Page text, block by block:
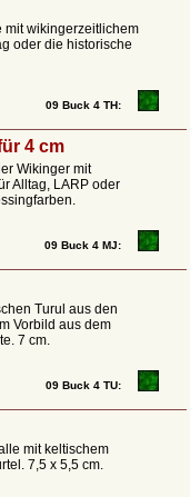
mit wikingerzeitlichem
oder die historische
09 Buck 4 TH:
4 cm
Wikinger mit
Alltag, LARP oder
09 Buck 4 MJ:
Turul aus den
Vorbild aus dem
7 cm.
09 Buck 4 TU:
mit keltischem
7,5 x 5,5 cm.